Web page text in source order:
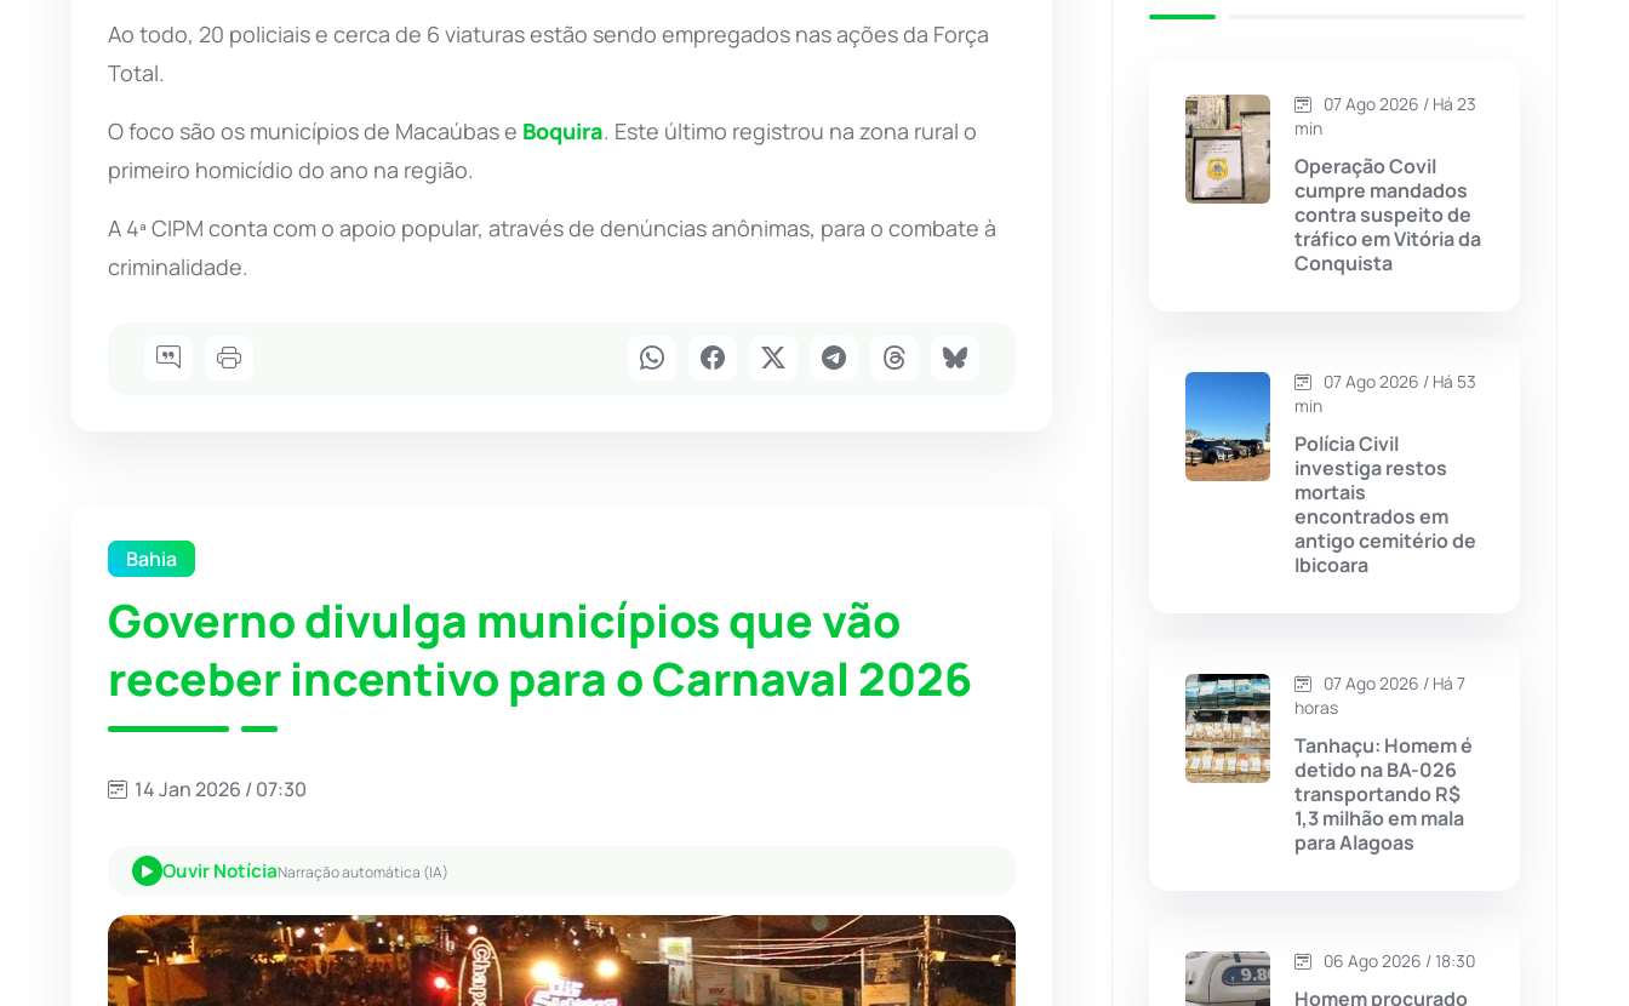
Ao todo, 20 policiais e cerca de 6 viaturas estão sendo empregados nas ações da Força
Total.
O foco são os municípios de Macaúbas e Boquira. Este último registrou na zona rural o
primeiro homicídio do ano na região.
A 4ª CIPM conta com o apoio popular, através de denúncias anônimas, para o combate à
criminalidade.
Bahia
Governo divulga municípios que vão
receber incentivo para o Carnaval 2026
14 Jan 2026 / 07:30
Ouvir NotíciaNarração automática (IA)
Caetité (1504)
Candiba
Cândido Sales (121)
Caturama
Chapada Diamantina
Cordeiros
Dom Basílio (391)
(1235)
Érico Cardoso (82)
07 Ago 2026 / Há 23
min
Operação Covil
cumpre mandados
contra suspeito de
tráfico em Vitória da
Conquista
07 Ago 2026 / Há 53
min
Polícia Civil
investiga restos
mortais
encontrados em
antigo cemitério de
Ibicoara
07 Ago 2026 / Há 7
horas
Tanhaçu: Homem é
detido na BA-026
transportando R$
1,3 milhão em mala
para Alagoas
06 Ago 2026 / 18:30
Homem procurado